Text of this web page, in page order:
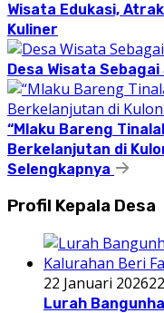
Wisata Edukasi,
Kuliner
Desa Wisata
“Mlaku Bareng
Berkelanjutan di
Selengkapnya
Profil Kepala Desa
22 Januari 2026
Lurah